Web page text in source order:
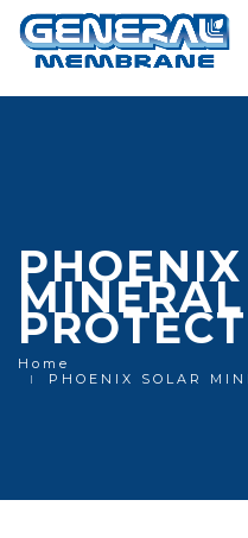
Home
PHOENIX SOLAR